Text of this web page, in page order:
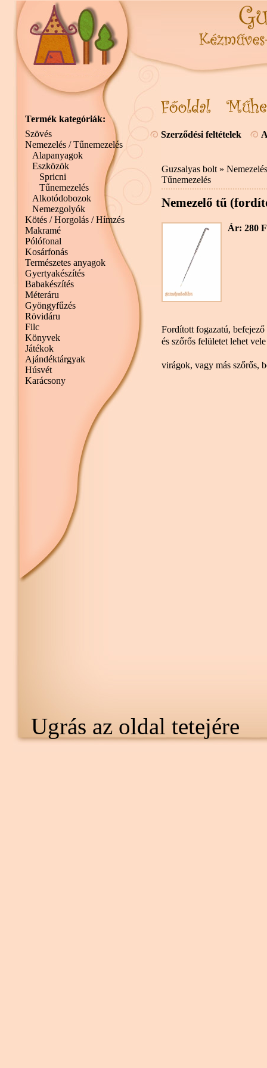
Szerződési feltételek
Guzsalyas bolt »
Tűnemezelés
Nemezelő tű
Ár: 280
Fordított fogazatú,
és szőrős felületet
virágok, vagy más szőrős,
Termék kategóriák:
Szövés
Nemezelés / Tűnemezelés
Alapanyagok
Eszközök
Spricni
Tűnemezelés
Alkotódobozok
Nemezgolyók
Kötés / Horgolás / Hímzés
Makramé
Pólófonal
Kosárfonás
Természetes anyagok
Gyertyakészítés
Babakészítés
Méteráru
Gyöngyfűzés
Rövidáru
Filc
Könyvek
Játékok
Ajándéktárgyak
Húsvét
Karácsony
Ugrás az oldal tetejére